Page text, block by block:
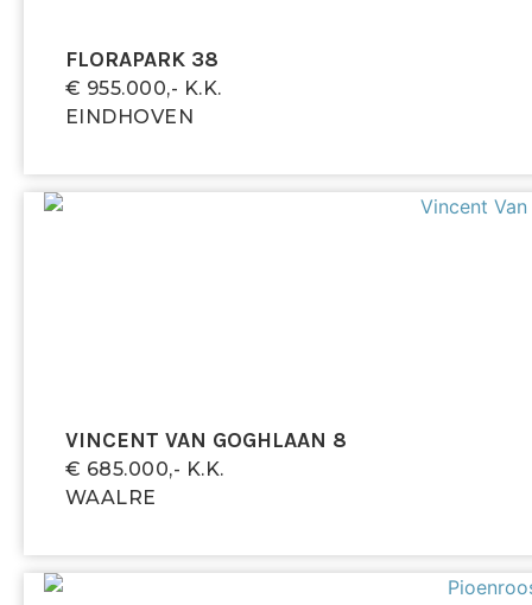
FLORAPARK 38
€ 955.000,- K.k.
EINDHOVEN
VINCENT VAN GOGHLAAN 8
€ 685.000,- K.k.
WAALRE